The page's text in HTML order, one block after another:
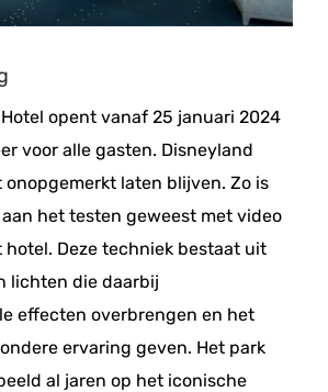
opent vanaf 25 januari 2024
voor alle gasten. Disneyland
onopgemerkt laten blijven. Zo is
het testen geweest met video
hotel. Deze techniek bestaat uit
lichten die daarbij
effecten overbrengen en het
ervaring geven. Het park
al jaren op het iconische